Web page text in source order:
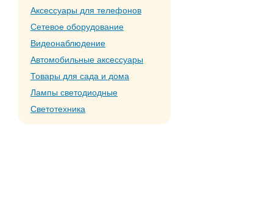
Аксессуары для телефонов
Сетевое оборудование
Видеонаблюдение
Автомобильные аксессуары
Товары для сада и дома
Лампы светодиодные
Светотехника